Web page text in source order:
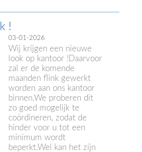
!
03-01-2026
Wij krijgen een nieuwe
look op kantoor !Daarvoor
zal er de komende
maanden flink gewerkt
worden aan ons kantoor
binnen.We proberen dit
zo goed mogelijk te
coördineren, zodat de
hinder voor u tot een
minimum wordt
beperkt.Wel kan het zijn